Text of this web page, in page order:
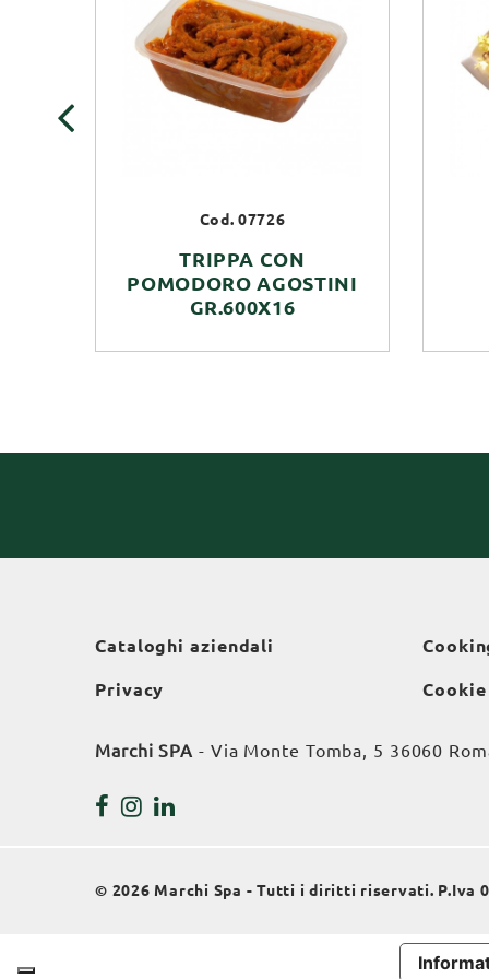
Cod. 07726
TRIPPA CON
POMODORO AGOSTINI
GR.600X16
Cataloghi aziendali
Privacy
Marchi SPA - Via Monte Tomba, 5 36060
© 2026 Marchi Spa - Tutti i diritti riservati. P.Iva